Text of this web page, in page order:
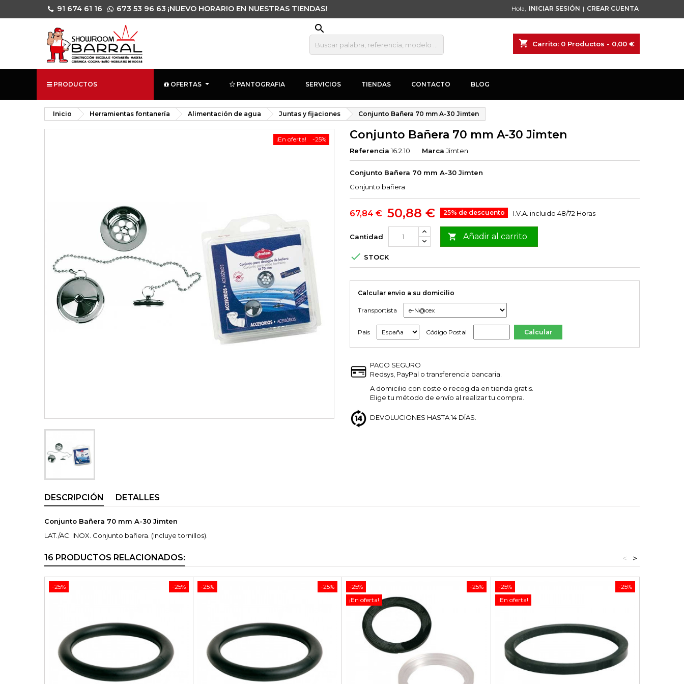
91 674 61 16 673 53 96 63 ¡NUEVO HORARIO EN NUESTRAS TIENDAS! Hola, INICIAR SESIÓN | CREAR CUENTA
shopping_cart Carrito: 0 Productos - 0,00 €
search
PRODUCTOS OFERTAS PANTOGRAFIA SERVICIOS TIENDAS CONTACTO BLOG
Inicio Herramientas fontanería Alimentación de agua Juntas y fijaciones Conjunto Bañera 70 mm A-30 Jimten
-25%
¡En oferta! Conjunto Bañera 70 mm A-30 Jimten
Referencia 16.2.10 Marca Jimten
Conjunto Bañera 70 mm A-30 Jimten
Conjunto bañera
67,84 € 50,88 € 25% de descuento I.V.A. incluido 48/72 Horas
Cantidad  Añadir al carrito
 STOCK
Calcular envio a su domicilio
Transportista
Pais Código Postal
PAGO SEGURO
Redsys, PayPal o transferencia bancaria.
A domicilio con coste o recogida en tienda gratis.
Elige tu método de envío al realizar tu compra.
DEVOLUCIONES HASTA 14 DÍAS.
DESCRIPCIÓN DETALLES
Conjunto Bañera 70 mm A-30 Jimten
LAT./AC. INOX. Conjunto bañera. (Incluye tornillos).
16 PRODUCTOS RELACIONADOS: >
<
-25%
-25% -25%
-25% -25%
-25%
¡En oferta!
-25%
-25%
¡En oferta!